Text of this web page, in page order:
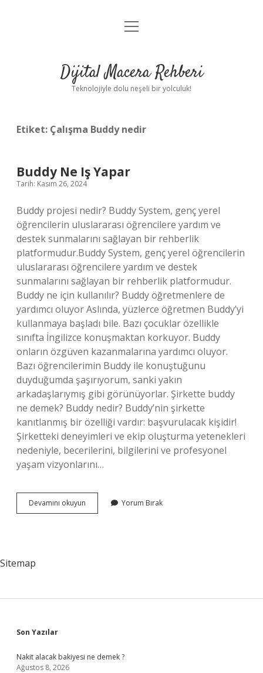
Anasayfa
Yasal Uyarı
menüyü
Dijital Macera Rehberi
Teknolojiyle dolu neşeli bir yolculuk!
Etiket: Çalışma Buddy nedir
Buddy Ne Iş Yapar
Tarih: Kasım 26, 2024
Buddy projesi nedir? Buddy System, genç yerel
öğrencilerin uluslararası öğrencilere yardım ve
destek sunmalarını sağlayan bir rehberlik
platformudur.Buddy System, genç yerel öğrencilerin
uluslararası öğrencilere yardım ve destek
sunmalarını sağlayan bir rehberlik platformudur.
Buddy ne için kullanılır? Buddy öğretmenlere de
yardımcı oluyor Aslında, yüzlerce öğretmen Buddy’yi
kullanmaya başladı bile. Bazı çocuklar özellikle
sınıfta İngilizce konuşmaktan korkuyor. Buddy
onların özgüven kazanmalarına yardımcı oluyor.
Bazı öğrencilerimin Buddy ile konuştuğunu
duyduğumda şaşırıyorum, sanki yakın
arkadaşlarıymış gibi görünüyorlar. Şirkette buddy
ne demek? Buddy nedir? Buddy’nin şirkette
kanıtlanmış bir özelliği vardır: başvurulacak kişidir!
Şirketteki deneyimleri ve ekip oluşturma yetenekleri
nedeniyle, becerilerini, bilgilerini ve profesyonel
yaşam vizyonlarını…
Devamını okuyun
Ne
Yorum Bırak
Sitemap
Sidebar
Son Yazılar
Nakit alacak bakiyesi ne demek ?
Ağustos 8, 2026